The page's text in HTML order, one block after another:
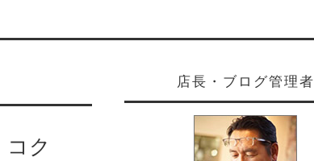
ク
店長・ブログ管理者